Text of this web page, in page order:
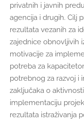
privatnih i javnih
agencija i drugih. Cilj
rezultata vezanih za
zajednice obnovljivih
motivacije za
potreba za
potrebnog za razvoj i
zaključaka o
implementaciju
rezultata istraživanja